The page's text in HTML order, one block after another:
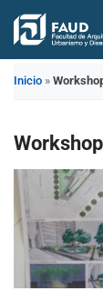
Saltar
Inicio »